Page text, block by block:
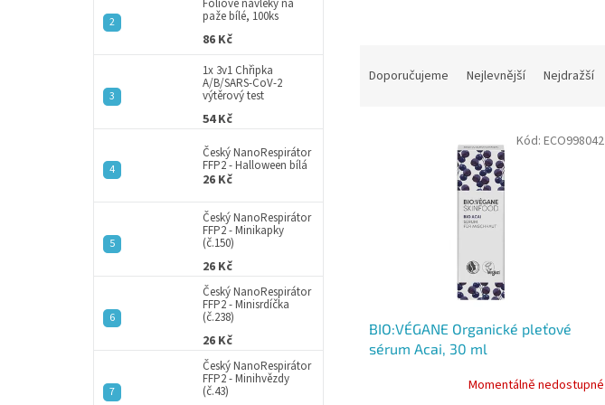
paže bílé, 100ks
86 Kč
1x 3v1 Chřipka
A/B/SARS-CoV-2
výtěrový test
54 Kč
Český NanoRespirátor
FFP2 - Halloween bílá
26 Kč
Český NanoRespirátor
FFP2 - Minikapky
(č.150)
26 Kč
Český NanoRespirátor
FFP2 - Minisrdíčka
(č.238)
26 Kč
Český NanoRespirátor
FFP2 - Minihvězdy
(č.43)
Doporučujeme Nejlevnější Nejdražší
BIO:VÉGANE Organické pleťové
sérum Acai, 30 ml
Momentálně nedostupné
Kód: ECO998042